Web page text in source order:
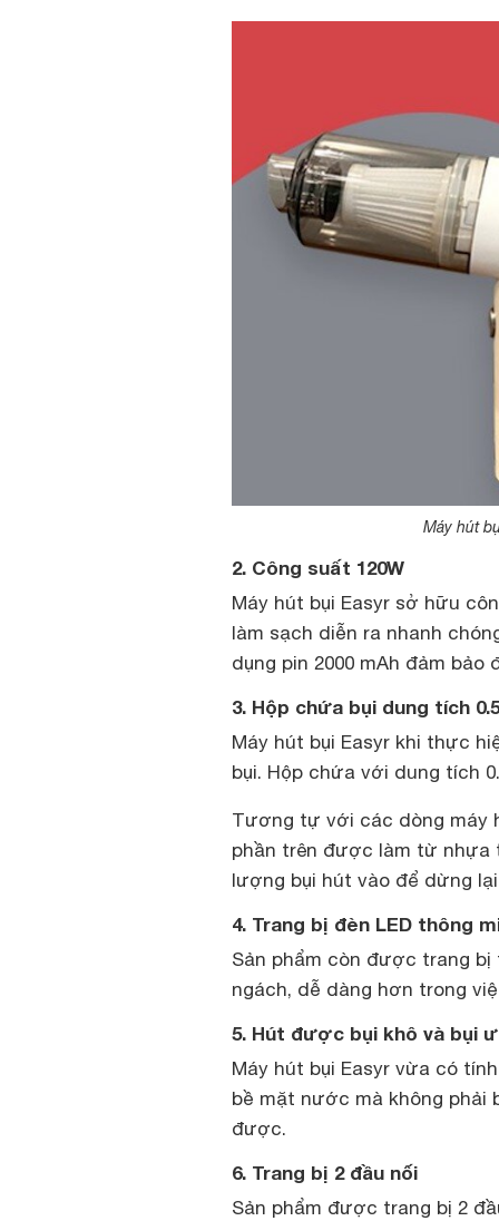
Máy hút
2. Công suất 120W
Máy hút bụi Easyr sở hữu
làm sạch diễn ra nhanh
dụng pin 2000 mAh đảm
3. Hộp chứa bụi dung tích
Máy hút bụi Easyr khi thực
bụi. Hộp chứa với dung tích
Tương tự với các dòng máy
phần trên được làm từ
lượng bụi hút vào để dừng
4. Trang bị đèn LED thông
Sản phẩm còn được trang bị
ngách, dễ dàng hơn trong
5. Hút được bụi khô và bụi
Máy hút bụi Easyr vừa có
bề mặt nước mà không phải
được.
6. Trang bị 2 đầu nối
Sản phẩm được trang bị 2